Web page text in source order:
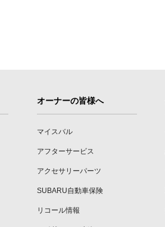
オーナーの皆様へ
マイスバル
アフターサービス
アクセサリーパーツ
SUBARU自動車保険
リコール情報